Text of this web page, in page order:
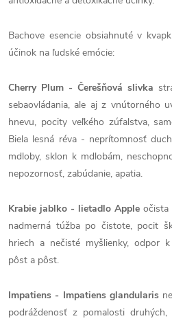
Bachove esencie obsiahnuté v
účinok na ľudské emócie:
Cherry Plum - Čerešňová slivka
sebaovládania, ale aj z vnútorného
hnevu, pocity veľkého zúfalstva,
Biela lesná réva - neprítomnosť
mdloby, sklon k mdlobám,
nepozornosť, zabúdanie, apatia.
Krabie jablko - lietadlo Appleočista
nadmerná túžba po čistote, pocit
hriech a nečisté myšlienky, odpor
pôst a pôst.
Impatiens - Impatiens glandularis
podráždenosť z pomalosti